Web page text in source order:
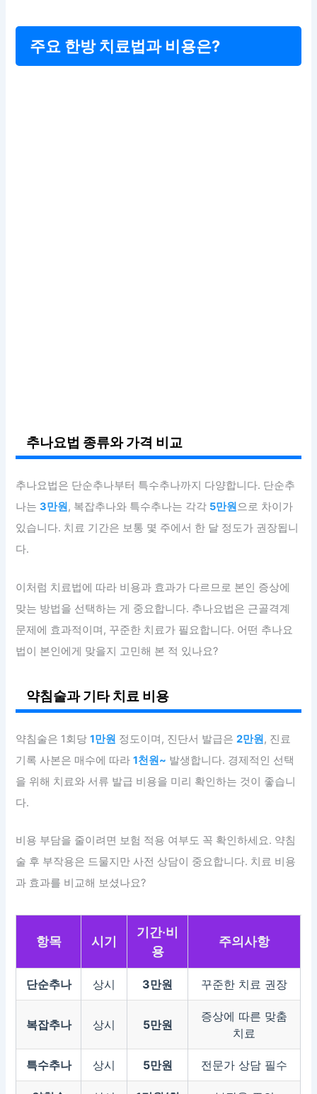
주요 한방 치료법과 비용은?
추나요법 종류와 가격 비교
추나요법은 단순추나부터 특수추나까지 다양합니다. 단순추
나는3만원, 복잡추나와 특수추나는 각각 5만원으로 차이가
있습니다. 치료 기간은 보통 몇 주에서 한 달 정도가 권장됩니
다.
이처럼 치료법에 따라 비용과 효과가 다르므로 본인 증상에
맞는 방법을 선택하는 게 중요합니다. 추나요법은 근골격계
문제에 효과적이며, 꾸준한 치료가 필요합니다. 어떤 추나요
법이 본인에게 맞을지 고민해 본 적 있나요?
약침술과 기타 치료 비용
약침술은 1회당1만원 정도이며, 진단서 발급은2만원 , 진료
기록 사본은 매수에 따라1천원~ 발생합니다. 경제적인 선택
을 위해 치료와 서류 발급 비용을 미리 확인하는 것이 좋습니
다.
비용 부담을 줄이려면 보험 적용 여부도 꼭 확인하세요. 약침
술 후 부작용은 드물지만 사전 상담이 중요합니다. 치료 비용
과 효과를 비교해 보셨나요?
항목 시기
기간·비
용
주의사항
단순추나 상시 3만원 꾸준한 치료 권장
복잡추나 상시 5만원
증상에 따른 맞춤
치료
특수추나 상시 5만원 전문가 상담 필수